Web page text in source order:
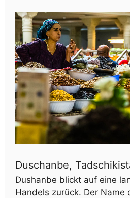
Duschanbe,
Dushanbe blickt auf eine
Handels zurück. Der Name